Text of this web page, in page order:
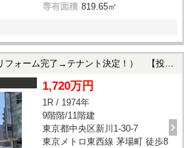
専有面積 819.65㎡
茅場町スカイハイツ9Ｆ（リフォーム完了→テナント決定！） 【投資用】
1,720万円
1R / 1974年
9階階/11階建
東京都中央区新川1-30-7
東京メトロ東西線 茅場町 徒歩8